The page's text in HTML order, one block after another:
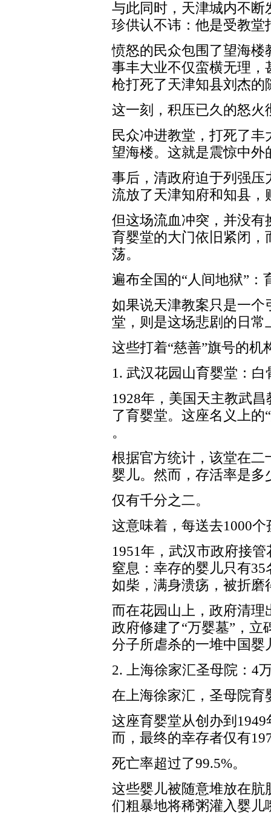
与此同时，天津城内不
珍供认不讳：他是受教
愤怒的民众包围了望海
事丰大业不仅蛮横无理
枪打死了天津知县刘杰的
这一刻，积压已久的怒火
民众冲进教堂，打死了
望海楼。这就是震惊中外
事后，清政府迫于列强压
流放了天津知府和知县，
但这场流血冲突，并没
育婴堂的大门依旧紧闭
荡。
遍布全国的“人间地狱”：
如果说天津教案只是一
堂，则是这场悲剧的日常
这些打着“慈善”旗号的机
1. 武汉花园山育婴堂：
1928年，美国天主教武
了育婴堂。这座名义上的
。
根据官方统计，该堂在
婴儿。然而，存活率是多
仅有千分之二。
这意味着，每送去1000
1951年，武汉市政府接
窒息：幸存的婴儿只有
如柴，满身溃疡，被折磨
而在花园山上，政府清理
政府修建了“万婴墓”，立
分子所虐杀的一堆中国婴
2. 上海徐家汇圣母院：4
在上海徐家汇，圣母院
这座育婴堂从创办到
而，最终的幸存者仅有
死亡率超过了99.5%。
这些婴儿被随意堆放在
们粗暴地将稀粥灌入婴